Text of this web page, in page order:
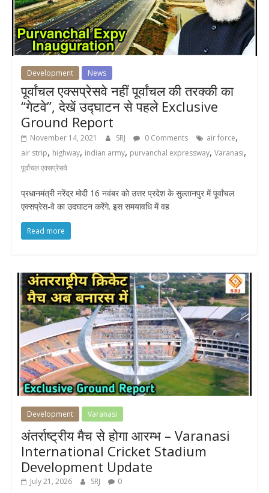
Development News
पूर्वांचल एक्सप्रेसवे नहीं पूर्वांचल की तरक्की का
“गेटवे”, देखें उद्घाटन से पहले Exclusive
Ground Report
November 14, 2021 SRJ 0 Comments air force,
air strip, highway, indian army, purvanchal expressway, Varanasi,
पूर्वांचल एक्सप्रेसवे
प्रधानमंत्री नरेंद्र मोदी 16 नवंबर को उत्तर प्रदेश के सुल्तानपुर में पूर्वांचल
एक्सप्रेस-वे का उदघाटन करेंगे. इस समयावधि में वह
Read more
Development Varanasi
अंतर्राष्ट्रीय मैच से होगा आरम्भ – Varanasi
International Cricket Stadium
Development Update
July 21, 2026 SRJ 0